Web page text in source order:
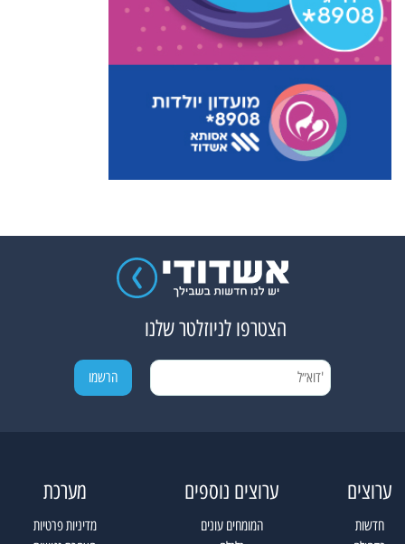
הצטרפו לניוזלטר שלנו
ערוצים
חדשות
ערוצים נוספים
המומחים עונים
מערכת
מדיניות פרטיות